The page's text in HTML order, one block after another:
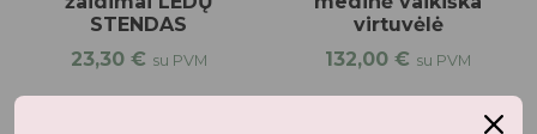
STENDAS
23,30 € su PVM
virtuvėlė
132,00€ su PVM